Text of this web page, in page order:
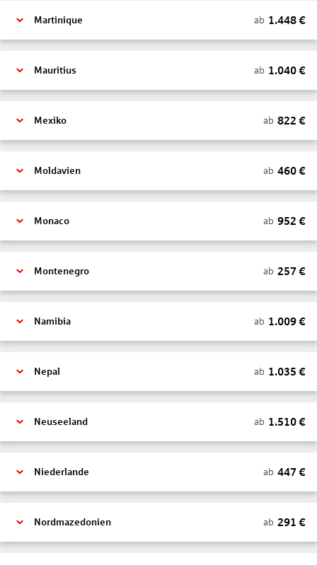
Martinique ab 1.448€
Mauritius ab 1.040€
Mexiko ab 822 €
Moldavien ab 460€
Monaco ab 952 €
Montenegro ab 257 €
Namibia ab 1.009€
Nepal ab 1.035 €
Neuseeland ab 1.510€
Niederlande ab 447 €
Nordmazedonien ab 291 €